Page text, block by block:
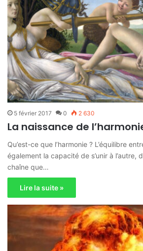
5 février 2017 0 2 630
La naissance de
Qu’est-ce que l’harmonie ? L’équilibre
également la capacité de s’unir à l’autre,
chaîne que…
Lire la suite »